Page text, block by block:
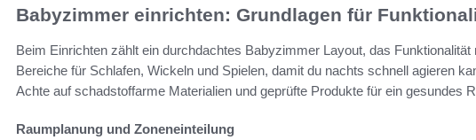
Babyzimmer einrichten: Grundlagen für
Beim Einrichten zählt ein durchdachtes Babyzimmer Layout, das
Bereiche für Schlafen, Wickeln und Spielen, damit du nachts schnell agieren
Achte auf schadstoffarme Materialien und geprüfte Produkte für ein gesundes
Raumplanung und Zoneneinteilung